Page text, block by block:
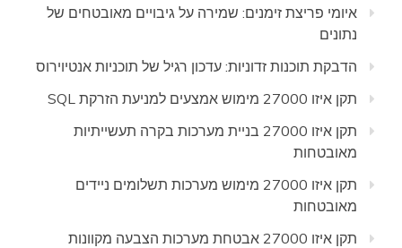
איומי פריצת זימנים: שמירה על גיבויים מאובטחים של
נתונים
הדבקת תוכנות זדוניות: עדכון רגיל של תוכניות אנטיוירוס
תקן איזו 27000 מימוש אמצעים למניעת הזרקת SQL
תקן איזו 27000 בניית מערכות בקרה תעשייתיות
מאובטחות
תקן איזו 27000 מימוש מערכות תשלומים ניידים
מאובטחות
תקן איזו 27000 אבטחת מערכות הצבעה מקוונות